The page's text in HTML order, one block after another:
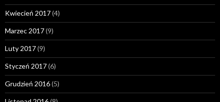
Kwiecień 2017(4)
Marzec 2017(9)
Luty 2017(9)
Styczeń 2017(6)
Grudzień 2016(5)